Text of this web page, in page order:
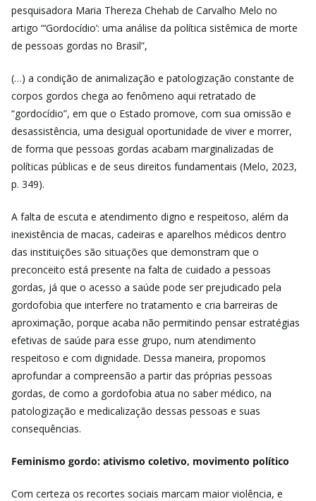
pesquisadora Maria Thereza Chehab de Carvalho Melo no
artigo “‘Gordocídio’: uma análise da política sistêmica de morte
de pessoas gordas no Brasil”,
(…) a condição de animalização e patologização constante de
corpos gordos chega ao fenômeno aqui retratado de
“gordocídio”, em que o Estado promove, com sua omissão e
desassistência, uma desigual oportunidade de viver e morrer,
de forma que pessoas gordas acabam marginalizadas de
políticas públicas e de seus direitos fundamentais (Melo, 2023,
p. 349).
A falta de escuta e atendimento digno e respeitoso, além da
inexistência de macas, cadeiras e aparelhos médicos dentro
das instituições são situações que demonstram que o
preconceito está presente na falta de cuidado a pessoas
gordas, já que o acesso a saúde pode ser prejudicado pela
gordofobia que interfere no tratamento e cria barreiras de
aproximação, porque acaba não permitindo pensar estratégias
efetivas de saúde para esse grupo, num atendimento
respeitoso e com dignidade. Dessa maneira, propomos
aprofundar a compreensão a partir das próprias pessoas
gordas, de como a gordofobia atua no saber médico, na
patologização e medicalização dessas pessoas e suas
consequências.
Feminismo gordo: ativismo coletivo, movimento político
Com certeza os recortes sociais marcam maior violência, e